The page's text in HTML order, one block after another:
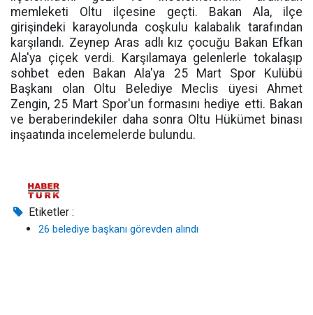
memleketi Oltu ilçesine geçti. Bakan Ala, ilçe
girişindeki karayolunda coşkulu kalabalık tarafından
karşılandı. Zeynep Aras adlı kız çocuğu Bakan Efkan
Ala'ya çiçek verdi. Karşılamaya gelenlerle tokalaşıp
sohbet eden Bakan Ala'ya 25 Mart Spor Kulübü
Başkanı olan Oltu Belediye Meclis üyesi Ahmet
Zengin, 25 Mart Spor'un formasını hediye etti. Bakan
ve beraberindekiler daha sonra Oltu Hükümet binası
inşaatında incelemelerde bulundu.
Etiketler :
26 belediye başkanı görevden alındı